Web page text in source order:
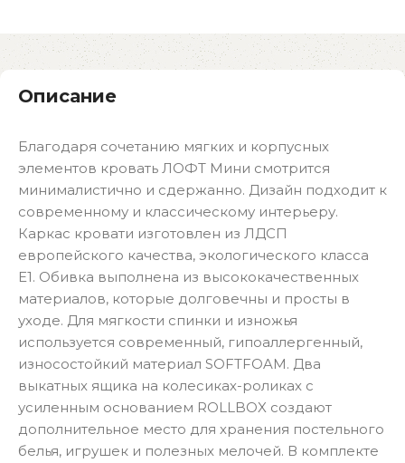
Описание
Благодаря сочетанию мягких и корпусных
элементов кровать ЛОФТ Мини смотрится
минималистично и сдержанно. Дизайн подходит к
современному и классическому интерьеру.
Каркас кровати изготовлен из ЛДСП
европейского качества, экологического класса
Е1. Обивка выполнена из высококачественных
материалов, которые долговечны и просты в
уходе. Для мягкости спинки и изножья
используется современный, гипоаллергенный,
износостойкий материал SOFTFOAM. Два
выкатных ящика на колесиках-роликах с
усиленным основанием ROLLBOX создают
дополнительное место для хранения постельного
белья, игрушек и полезных мелочей. В комплекте